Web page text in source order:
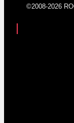
©2008-2026